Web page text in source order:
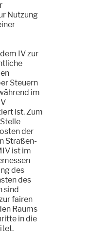
Nutzung
IV zur
Steuern
im
ist. Zum
der
Straßen-
ist im
des
des
sind
fairen
Raums
in die